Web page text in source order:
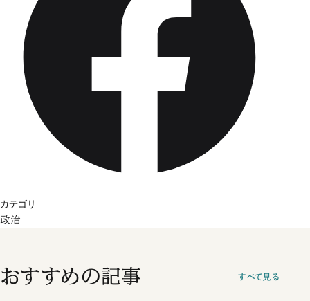
カテゴリ
政治
おすすめの記事 すべて見る